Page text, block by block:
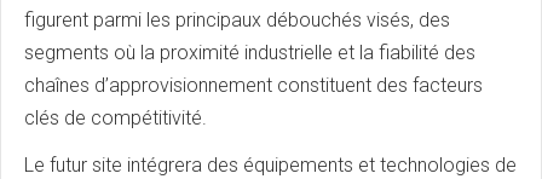
figurent parmi les principaux débouchés visés, des
segments où la proximité industrielle et la fiabilité des
chaînes d’approvisionnement constituent des facteurs
clés de compétitivité.
Le futur site intégrera des équipements et technologies de